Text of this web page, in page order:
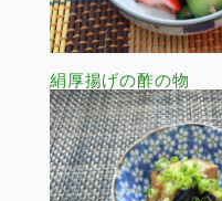
絹厚揚げの酢の物